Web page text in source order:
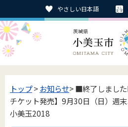
やさしい日本語
トップ>お知らせ> ■終了しまし
チケット発売】9月30日（日）週
小美玉2018